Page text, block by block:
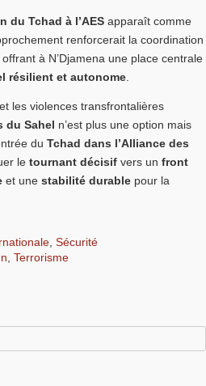
du Tchad à l’AES apparaît comme
renforcerait la coordination
à N’Djamena une place centrale
résilient et autonome
et les violences transfrontalières
du Sahel n’est plus une option mais
du Tchad dans l’Alliance des
le tournant décisif vers un front
et une stabilité durable pour la
Sécurité
Terrorisme